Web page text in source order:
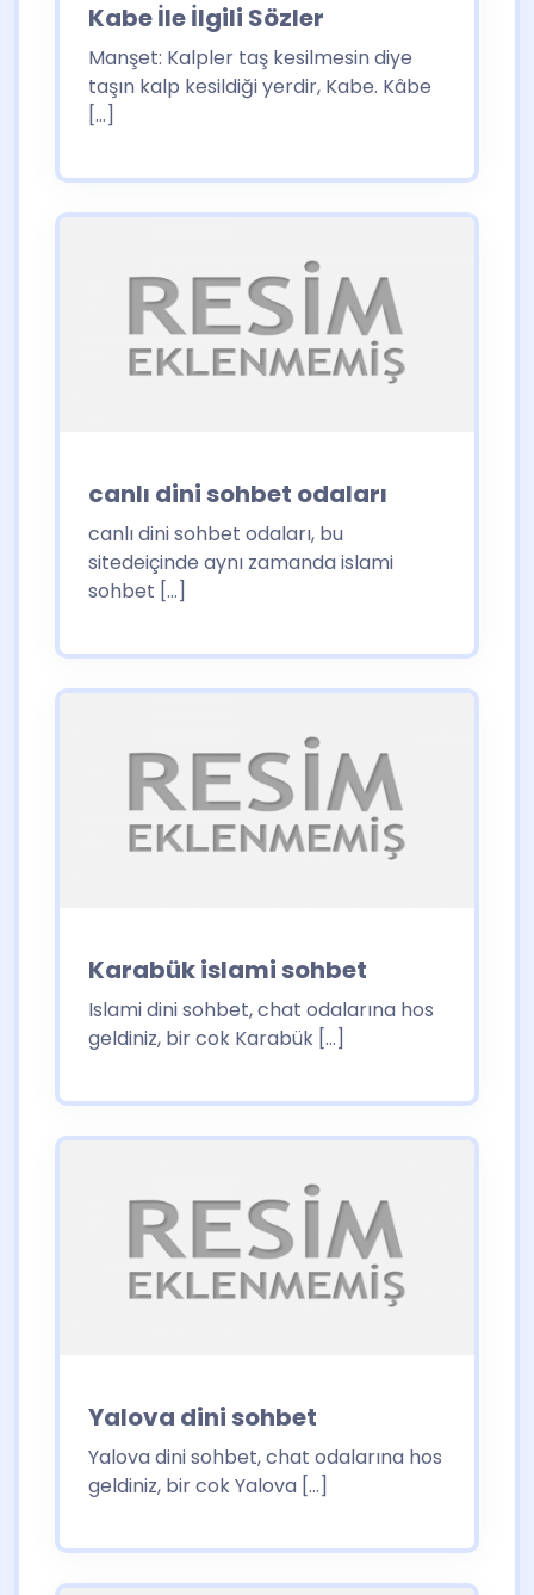
Kabe İle İlgili Sözler
Manşet: Kalpler taş kesilmesin diye
taşın kalp kesildiği yerdir, Kabe. Kâbe
[…]
canlı dini sohbet odaları
canlı dini sohbet odaları, bu
sitedeiçinde aynı zamanda islami
sohbet […]
Karabük islami sohbet
Islami dini sohbet, chat odalarına hos
geldiniz, bir cok Karabük […]
Yalova dini sohbet
Yalova dini sohbet, chat odalarına hos
geldiniz, bir cok Yalova […]